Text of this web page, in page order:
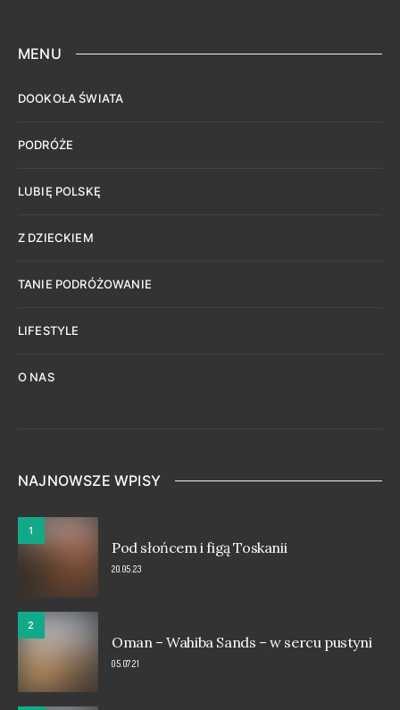
MENU
DOOKOŁA ŚWIATA
PODRÓŻE
LUBIĘ POLSKĘ
Z DZIECKIEM
TANIE PODRÓŻOWANIE
LIFESTYLE
O NAS
NAJNOWSZE WPISY
1
Pod słońcem i figą Toskanii
20.05.23
2
Oman – Wahiba Sands – w sercu pustyni
05.07.21